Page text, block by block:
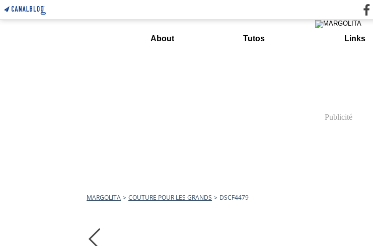
About Tutos Links
Publicité
MARGOLITA > COUTURE POUR LES GRANDS > DSCF4479